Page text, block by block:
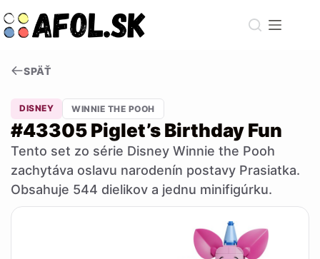
to
content
SPÄŤ
DISNEY WINNIE THE POOH
#43305 Piglet’s Birthday Fun
Tento set zo série Disney Winnie the Pooh
zachytáva oslavu narodenín postavy Prasiatka.
Obsahuje 544 dielikov a jednu minifigúrku.